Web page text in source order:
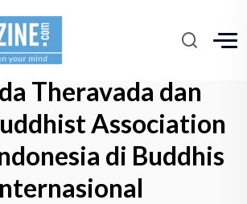
Theravada dan
Association
di Buddhis